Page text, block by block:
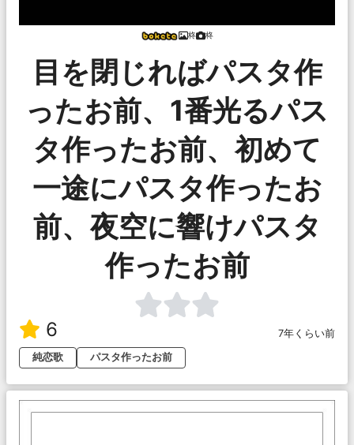
柊 柊
目を閉じればパスタ作
ったお前、1番光るパス
タ作ったお前、初めて
一途にパスタ作ったお
前、夜空に響けパスタ
作ったお前
6
7年くらい前
純恋歌
パスタ作ったお前